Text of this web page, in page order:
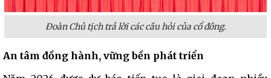
Đoàn Chủ tịch trả lời các câu hỏi của cổ đông.
An tâm đồng hành, vững bền phát triển